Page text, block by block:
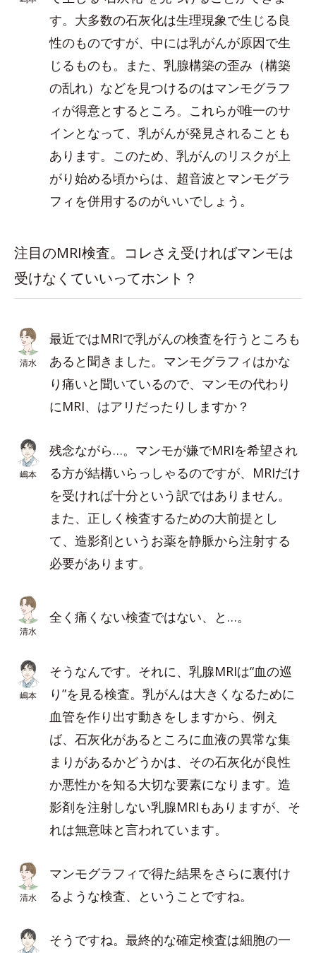
す。大多数の石灰化は生理現象で生じる良
性のものですが、中には乳がんが原因で生
じるものも。また、乳腺構築の歪み（構築
の乱れ）などを見つけるのはマンモグラフ
ィが得意とするところ。これらが唯一のサ
インとなって、乳がんが発見されることも
あります。このため、乳がんのリスクが上
がり始める頃からは、超音波とマンモグラ
フィを併用するのがいいでしょう。
注目のMRI検査。コレさえ受ければマンモは
受けなくていいってホント？
清水
最近ではMRIで乳がんの検査を行うところも
あると聞きました。マンモグラフィはかな
り痛いと聞いているので、マンモの代わり
にMRI、はアリだったりしますか？
嶋本
残念ながら…。マンモが嫌でMRIを希望され
る方が結構いらっしゃるのですが、MRIだけ
を受ければ十分という訳ではありません。
また、正しく検査するための大前提とし
て、造影剤というお薬を静脈から注射する
必要があります。
清水
全く痛くない検査ではない、と…。
嶋本
そうなんです。それに、乳腺MRIは“血の巡
り”を見る検査。乳がんは大きくなるために
血管を作り出す動きをしますから、例え
ば、石灰化があるところに血液の異常な集
まりがあるかどうかは、その石灰化が良性
か悪性かを知る大切な要素になります。造
影剤を注射しない乳腺MRIもありますが、そ
れは無意味と言われています。
清水
マンモグラフィで得た結果をさらに裏付け
るような検査、ということですね。
そうですね。最終的な確定検査は細胞の一